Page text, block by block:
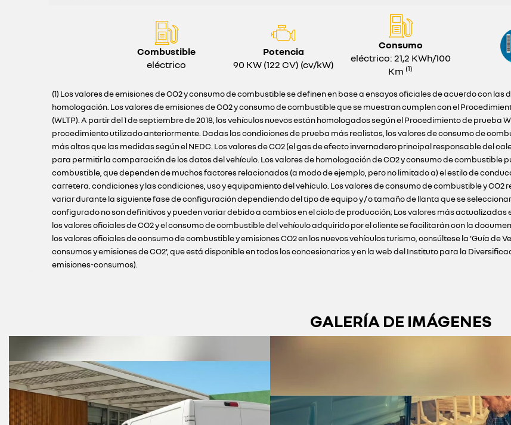
Combustible
eléctrico
Potencia
90 KW (122 CV) (cv/kW)
Consumo
eléctrico: 21,2 KWh/100
Km(1)
(1) Los valores de emisiones de CO2 y consumo de combustible se definen en base a ensayos oficiales de acuerdo con
homologación. Los valores de emisiones de CO2 y consumo de combustible que se muestran cumplen con el
(WLTP). A partir del 1 de septiembre de 2018, los vehículos nuevos están homologados según el Procedimiento de prueba
procedimiento utilizado anteriormente. Dadas las condiciones de prueba más realistas, los valores de consumo de
más altas que las medidas según el NEDC. Los valores de CO2 (el gas de efecto invernadero principal responsable del
para permitir la comparación de los datos del vehículo. Los valores de homologación de CO2 y consumo de combustible
combustible, que dependen de muchos factores relacionados (a modo de ejemplo, pero no limitado a) el estilo de
carretera. condiciones y las condiciones, uso y equipamiento del vehículo. Los valores de consumo de combustible y
variar durante la siguiente fase de configuración dependiendo del tipo de equipo y / o tamaño de llanta que se
configurado no son definitivos y pueden variar debido a cambios en el ciclo de producción; Los valores más
los valores oficiales de CO2 y el consumo de combustible del vehículo adquirido por el cliente se facilitarán con la
los valores oficiales de consumo de combustible y emisiones CO2 en los nuevos vehículos turismo, consúltese la 'Guía de
consumos y emisiones de CO2', que está disponible en todos los concesionarios y en la web del Instituto para la
emisiones-consumos).
GALERÍA DE IMÁGENES